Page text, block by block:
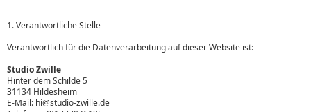
1. Verantwortliche Stelle
Verantwortlich für die Datenverarbeitung auf dieser Website ist:
Studio Zwille
Hinter dem Schilde 5
31134 Hildesheim
E-Mail: hi@studio-zwille.de